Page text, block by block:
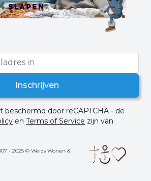
Inschrijven
beschermd door reCAPTCHA - de
en Terms of Service zijn van
- 2025 © Weids Wonen &